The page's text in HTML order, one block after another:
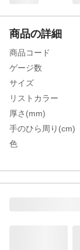
商品の詳細
商品コード
ゲージ数
サイズ
リストカラー
厚さ(mm)
手のひら周り(cm)
色
中指長さ(cm)